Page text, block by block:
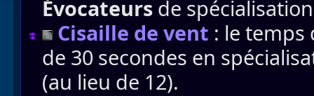
Évocateurs de
Cisaille de vent : le temps
de 30 secondes en
(au lieu de 12).